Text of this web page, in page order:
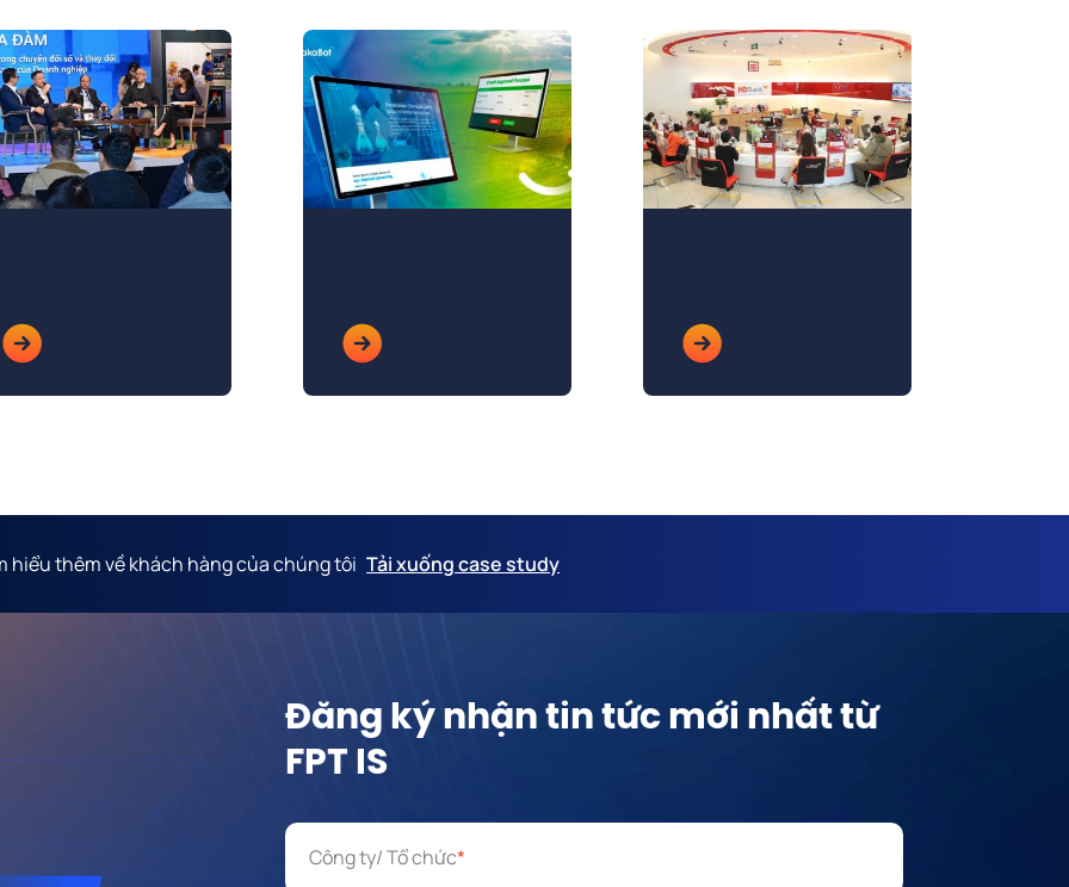
akaBot
hiểu thêm về khách hàng của chúng tôi Tải xuống case study
Đăng ký nhận tin tức mới nhất từ
FPT IS
Công ty/ Tổ chức*